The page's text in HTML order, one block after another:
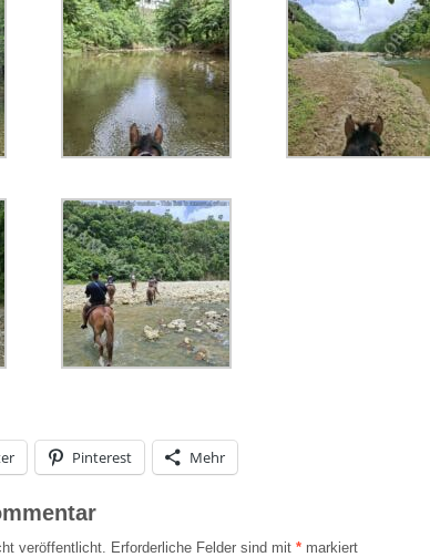
Pinterest Mehr
veröffentlicht. Erforderliche Felder sind mit * markiert